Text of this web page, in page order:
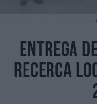
Entrega
Recerca